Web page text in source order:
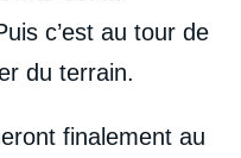
c’est au tour de
du terrain.
finalement au